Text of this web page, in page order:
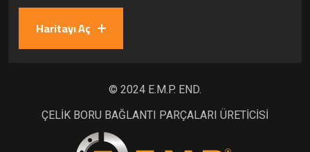
Haritayı Aç
© 2024 E.M.P. END.
ÇELİK BORU BAĞLANTI PARÇALARI ÜRETİCİSİ